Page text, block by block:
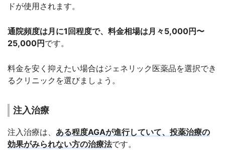
ドが使用されます。
通院頻度は月に1回程度で、料金相場は月々5,000円〜
25,000円です。
料金を安く抑えたい場合はジェネリック医薬品を選択でき
るクリニックを選びましょう。
注入治療
注入治療は、 ある程度AGAが進行していて、投薬治療の
効果がみられない方の治療法です。